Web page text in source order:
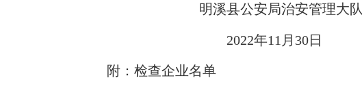
明溪县公安局治安管理大队
2022年11月30日
附：检查企业名单